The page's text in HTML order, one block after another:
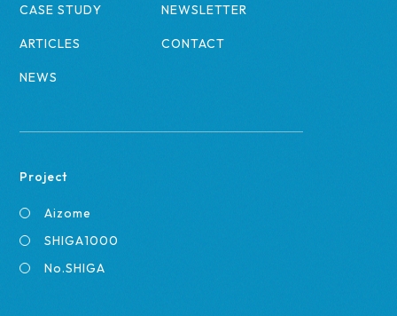
CASE STUDY NEWSLETTER
ARTICLES CONTACT
NEWS
Project
Aizome
SHIGA1000
No.SHIGA